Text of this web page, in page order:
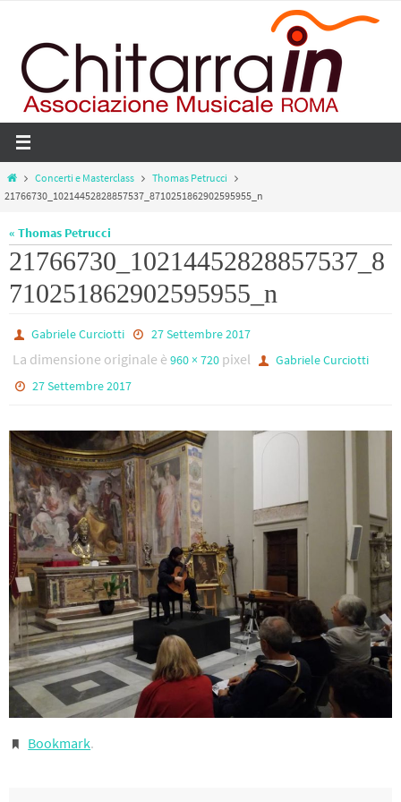
contenuto
HomeConcerti e Masterclass
Thomas Petrucci
21766730_10214452828857537_8710251862902595955_n
« Thomas Petrucci
21766730_10214452828857537_8
710251862902595955_n
Gabriele Curciotti 27 Settembre 2017
La dimensione originale è 960 × 720 pixel
Gabriele Curciotti
27 Settembre 2017
Bookmark.